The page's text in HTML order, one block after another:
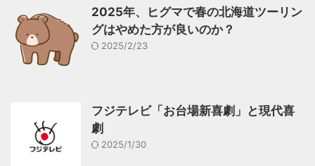
2025年、ヒグマで春の北海道ツーリン
グはやめた方が良いのか？
2025/2/23
フジテレビ「お台場新喜劇」と現代喜
劇
2025/1/30